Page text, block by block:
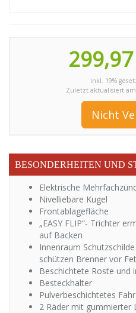
inkl. 19%
Zuletzt aktualisiert
Nicht
BESONDERHEITEN UND
Elektrische
Nivelliebare Kugel
Frontablagefläche
„EASY FLIP“- Trichter
auf Backen
Innenraum
schützen Brenner vor
Beschichtete Roste und
Besteckhalter
Pulverbeschichtetes
2 Räder mit gummierter